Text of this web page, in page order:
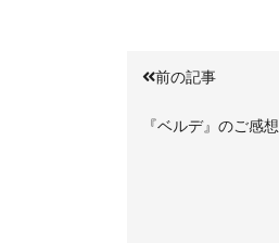
前の記事
『ベルデ』のご感